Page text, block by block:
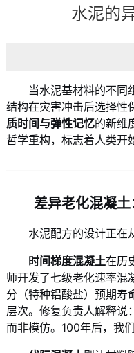
水泥的
当水泥基材料的不同
结构在灾害冲击后选择
质时间与弹性记忆的新维
哲学重构，标志着人类开
差异老化混凝
水泥配方的设计正在
时间梯度混凝土在历
师开发了七级老化速率混
分（特种铝酸盐）预期寿
层次。修复负责人解释说
而非模仿。100年后，我